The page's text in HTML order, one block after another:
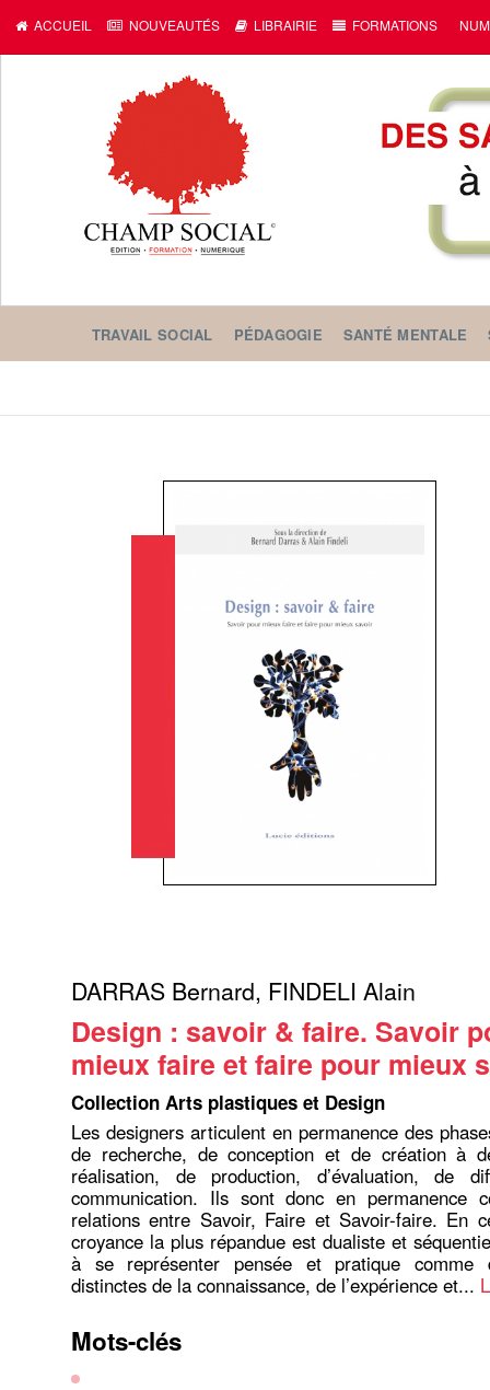
ACCUEIL NOUVEAUTÉS LIBRAIRIE FORMATIONS
TRAVAIL SOCIAL PÉDAGOGIE SANTÉ MENTALE
DARRAS Bernard, FINDELI Alain
Design : savoir & faire. Savoir
mieux faire et faire pour mieux
Collection Arts plastiques et Design
Les designers articulent en permanence des
de recherche, de conception et de création à
réalisation, de production, d’évaluation, de
communication. Ils sont donc en permanence
relations entre Savoir, Faire et Savoir-faire. En
croyance la plus répandue est dualiste et
à se représenter pensée et pratique comme
distinctes de la connaissance, de l’expérience et...
Mots-clés